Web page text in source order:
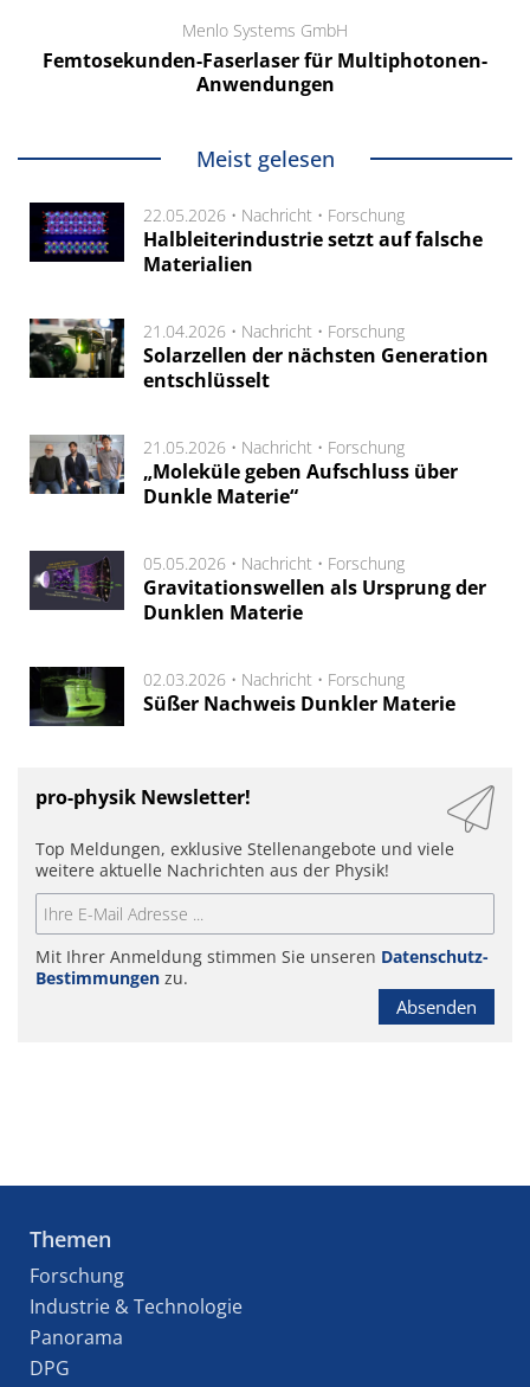
Menlo Systems GmbH
Femtosekunden-Faserlaser für Multiphotonen-
Anwendungen
Meist gelesen
22.05.2026 • Nachricht • Forschung
Halbleiterindustrie setzt auf falsche
Materialien
21.04.2026 • Nachricht • Forschung
Solarzellen der nächsten Generation
entschlüsselt
21.05.2026 • Nachricht • Forschung
„Moleküle geben Aufschluss über
Dunkle Materie“
05.05.2026 • Nachricht • Forschung
Gravitationswellen als Ursprung der
Dunklen Materie
02.03.2026 • Nachricht • Forschung
Süßer Nachweis Dunkler Materie
pro-physik Newsletter!
Top Meldungen, exklusive Stellenangebote und viele
weitere aktuelle Nachrichten aus der Physik!
Mit Ihrer Anmeldung stimmen Sie unseren Datenschutz-
Bestimmungen zu.
Absenden
Themen
Forschung
Industrie & Technologie
Panorama
DPG